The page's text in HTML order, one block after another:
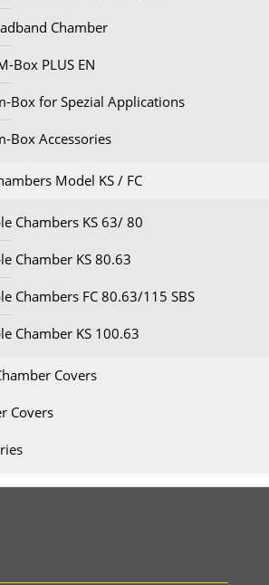
Chamber
Box PLUS EN
Box for Spezial Applications
Box Accessories
Model KS / FC
Chambers KS 63/ 80
Chamber KS 80.63
Chambers FC 80.63/115 SBS
Chamber KS 100.63
Covers
Covers